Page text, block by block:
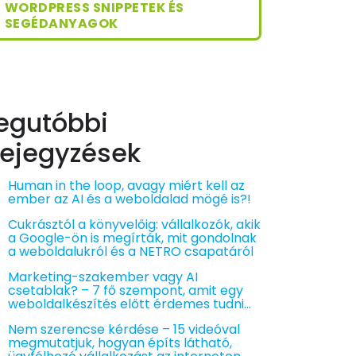
WORDPRESS SNIPPETEK ÉS
SEGÉDANYAGOK
Human in the loop, avagy miért kell az
ember az AI és a weboldalad mögé is?!
Cukrásztól a könyvelőig: vállalkozók, akik
a Google-ön is megírták, mit gondolnak
a weboldalukról és a NETRO csapatáról
Marketing-szakember vagy AI
csetablak? – 7 fő szempont, amit egy
weboldalkészítés előtt érdemes tudni…
Nem szerencse kérdése – 15 videóval
megmutatjuk, hogyan építs látható,